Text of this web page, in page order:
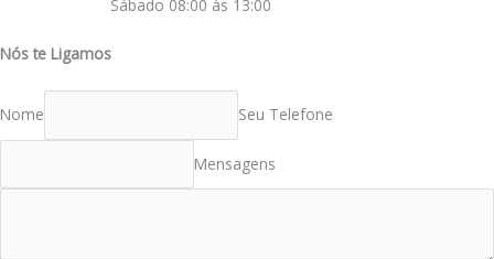
Sábado 08:00 às 13:00
Nós te Ligamos
Nome Seu Telefone
Mensagens